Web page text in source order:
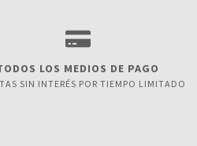
LOS MEDIOS DE PAGO
SIN INTERÉS POR TIEMPO LIMITADO